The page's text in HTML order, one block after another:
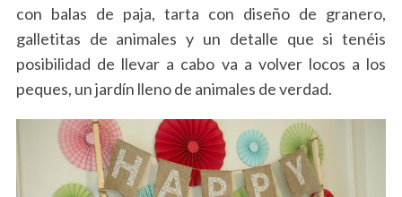
con balas de paja, tarta con diseño de granero,
galletitas de animales y un detalle que si tenéis
posibilidad de llevar a cabo va a volver locos a los
peques, un jardín lleno de animales de verdad.